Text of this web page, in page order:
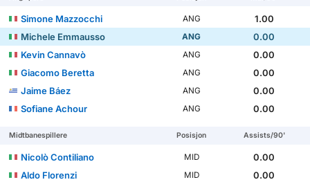
Simone Mazzocchi ANG
1.00
Michele Emmausso
ANG
0.00
Kevin Cannavò
ANG
0.00
Giacomo Beretta
ANG
0.00
Jaime Báez
ANG
0.00
Sofiane Achour
ANG 0.00
Midtbanespillere Posisjon Assists/90'
Nicolò Contiliano MID
0.00
Aldo Florenzi
MID
0.00